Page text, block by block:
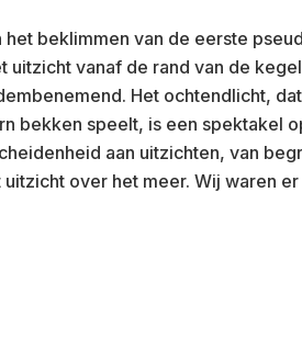
beklimmen van de eerste
uitzicht vanaf de rand van de
Het ochtendlicht,
bekken speelt, is een spektakel
aan uitzichten, van
over het meer. Wij waren